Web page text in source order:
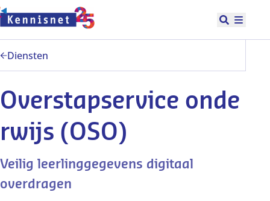
Doorgaan naar hoofdinhoud
Open
Diensten
Overstapservice onde
rwijs (OSO)
Veilig leerlinggegevens digitaal
overdragen